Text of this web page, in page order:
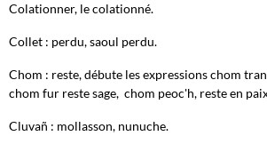
Colationner, le colationné.
Collet : perdu, saoul perdu.
Chom : reste, débute les expressions chom
chom fur reste sage, chom peoc'h, reste en
Cluvañ : mollasson, nunuche.